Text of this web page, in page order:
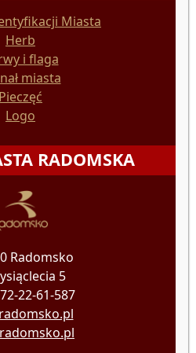
Miasta
Herb
i flaga
miasta
Pieczęć
Logo
RADOMSKA
Radomsko
5
22-61-587